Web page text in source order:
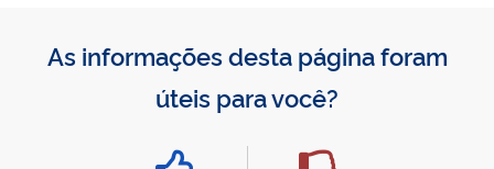
As informações desta página foram
úteis para você?